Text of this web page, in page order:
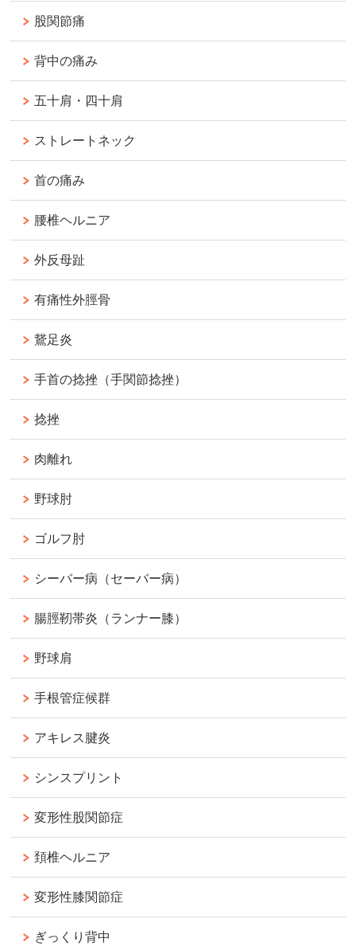
股関節痛
背中の痛み
五十肩・四十肩
ストレートネック
首の痛み
腰椎ヘルニア
外反母趾
有痛性外脛骨
鵞足炎
手首の捻挫（手関節捻挫）
捻挫
肉離れ
野球肘
ゴルフ肘
シーバー病（セーバー病）
腸脛靭帯炎（ランナー膝）
野球肩
手根管症候群
アキレス腱炎
シンスプリント
変形性股関節症
頚椎ヘルニア
変形性膝関節症
ぎっくり背中